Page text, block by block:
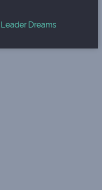
Leader Dreams